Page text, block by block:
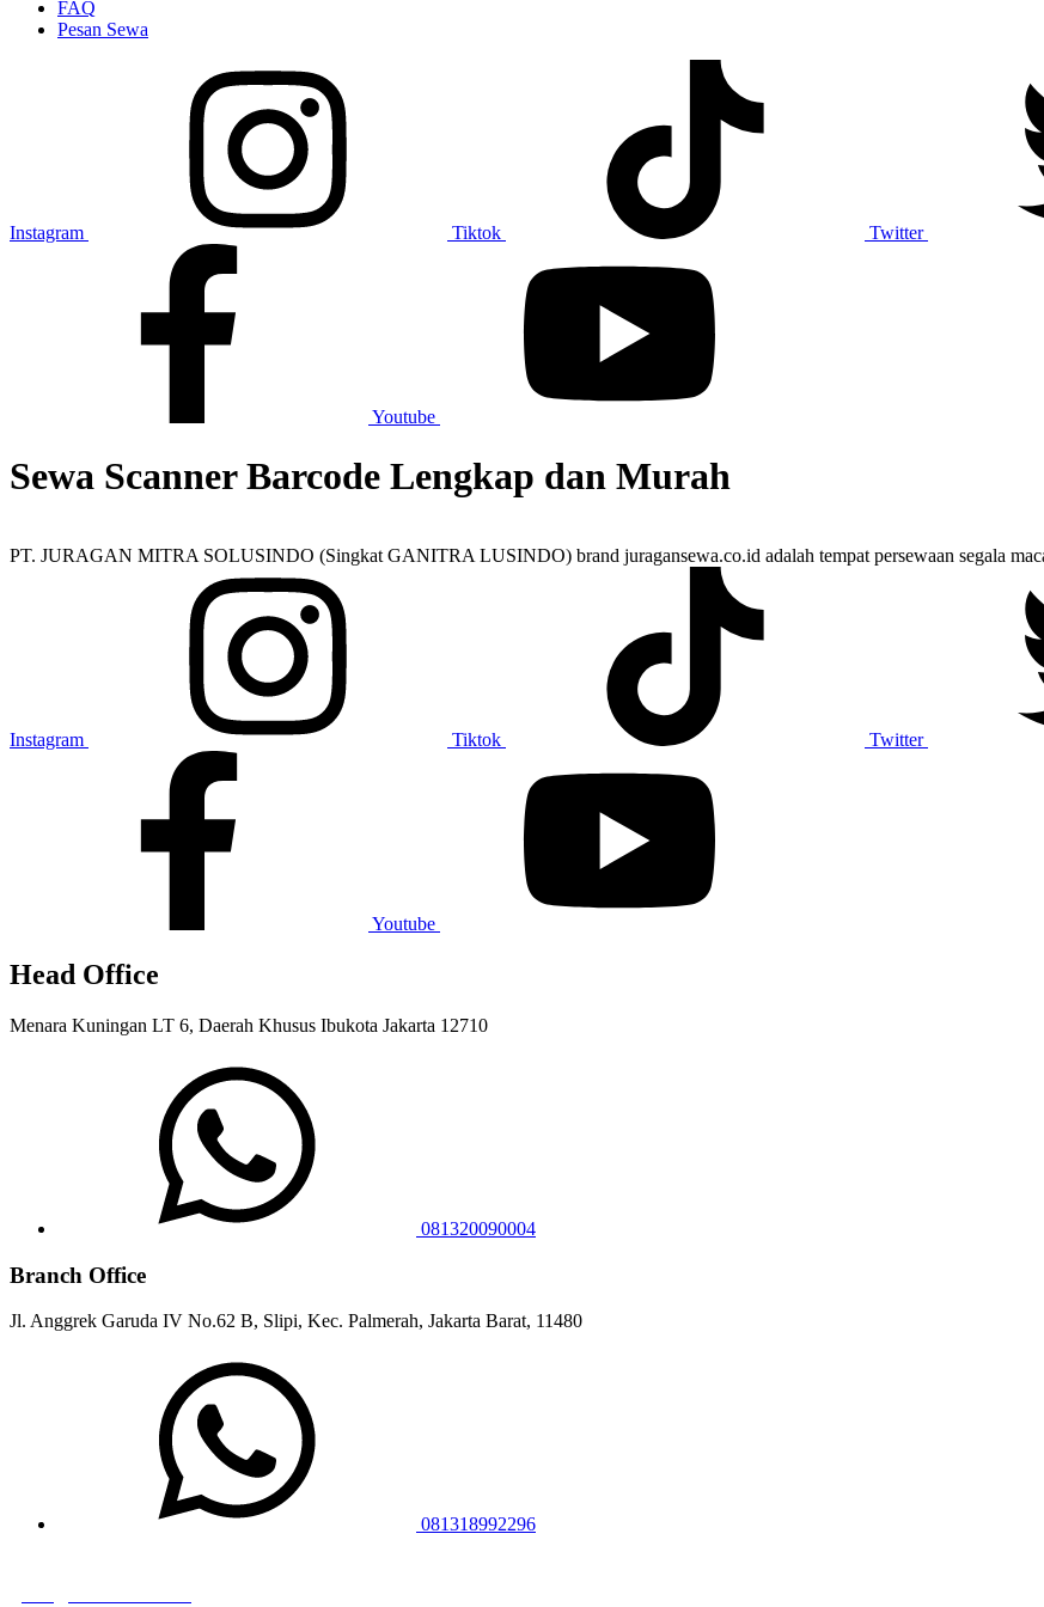
FAQ
Pesan Sewa
Instagram Tiktok Twitter
Youtube
Sewa Scanner Barcode Lengkap dan Murah
PT. JURAGAN MITRA SOLUSINDO (Singkat GANITRA LUSINDO) brand juragansewa.co.id adalah tempat persewaan segala
Instagram Tiktok Twitter
Youtube
Head Office
Menara Kuningan LT 6, Daerah Khusus Ibukota Jakarta 12710
081320090004
Branch Office
Jl. Anggrek Garuda IV No.62 B, Slipi, Kec. Palmerah, Jakarta Barat, 11480​
081318992296